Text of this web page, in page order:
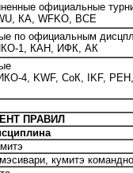
официальные
КА, WFKO, ВСЕ
по официальным
1, КАН, ИФК, АК
4, KWF, СоК, IKF,
ПРАВИЛ
кумитэ